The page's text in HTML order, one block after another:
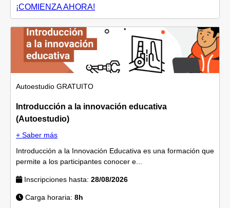
¡COMIENZA AHORA!
Autoestudio GRATUITO
Introducción a la innovación educativa
(Autoestudio)
+ Saber más
Introducción a la Innovación Educativa es una formación que
permite a los participantes conocer e...
Inscripciones hasta: 28/08/2026
Carga horaria: 8h